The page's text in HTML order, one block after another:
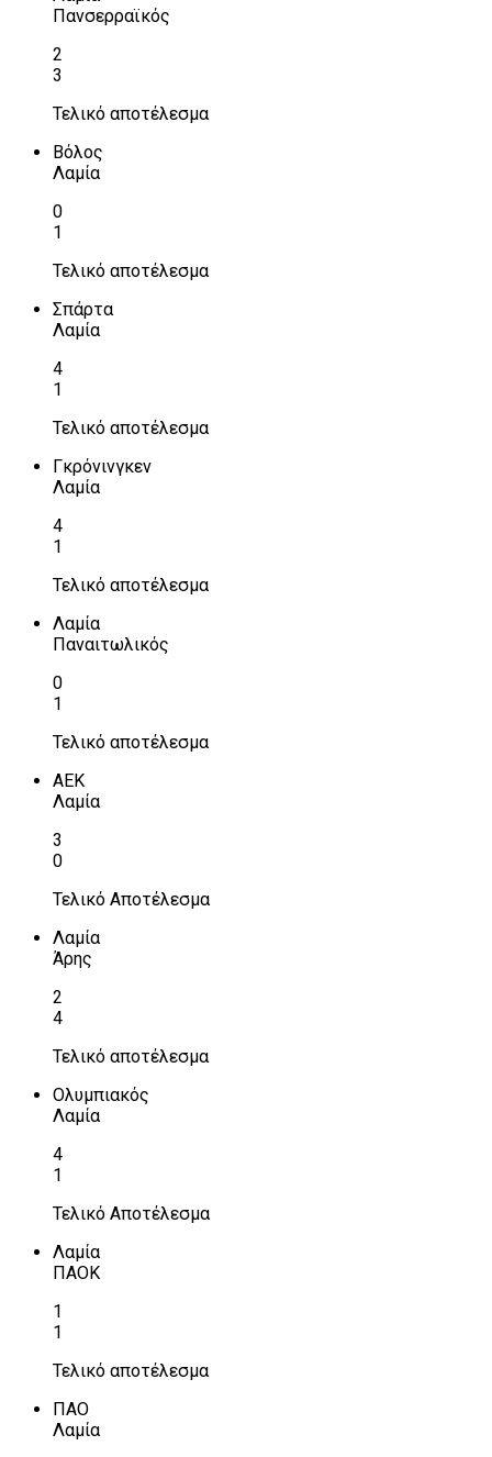
Πανσερραϊκός
2
3
Τελικό αποτέλεσμα
Βόλος
Λαμία
0
1
Τελικό αποτέλεσμα
Σπάρτα
Λαμία
4
1
Τελικό αποτέλεσμα
Γκρόνινγκεν
Λαμία
4
1
Τελικό αποτέλεσμα
Λαμία
Παναιτωλικός
0
1
Τελικό αποτέλεσμα
ΑΕΚ
Λαμία
3
0
Τελικό Αποτέλεσμα
Λαμία
Άρης
2
4
Τελικό αποτέλεσμα
Ολυμπιακός
Λαμία
4
1
Τελικό Αποτέλεσμα
Λαμία
ΠΑΟΚ
1
1
Τελικό αποτέλεσμα
ΠΑΟ
Λαμία